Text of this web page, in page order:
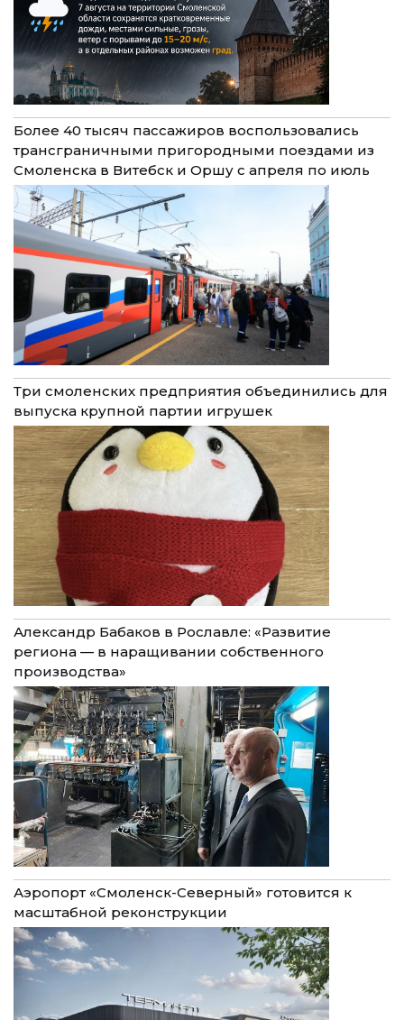
Более 40 тысяч пассажиров воспользовались
трансграничными пригородными поездами из
Смоленска в Витебск и Оршу с апреля по июль
Три смоленских предприятия объединились для
выпуска крупной партии игрушек
Александр Бабаков в Рославле: «Развитие
региона — в наращивании собственного
производства»
Аэропорт «Смоленск-Северный» готовится к
масштабной реконструкции